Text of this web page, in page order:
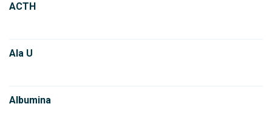
ACTH
Ala U
Albumina